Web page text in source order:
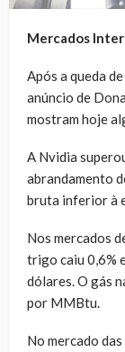
Mercados
Após a queda
anúncio de
mostram hoje
A Nvidia
abrandamento
bruta inferior à
Nos mercados
trigo caiu 0,6%
dólares. O gás
por MMBtu.
No mercado